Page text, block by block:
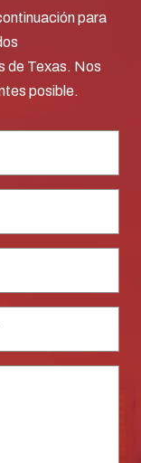
para
de Texas. Nos
posible.